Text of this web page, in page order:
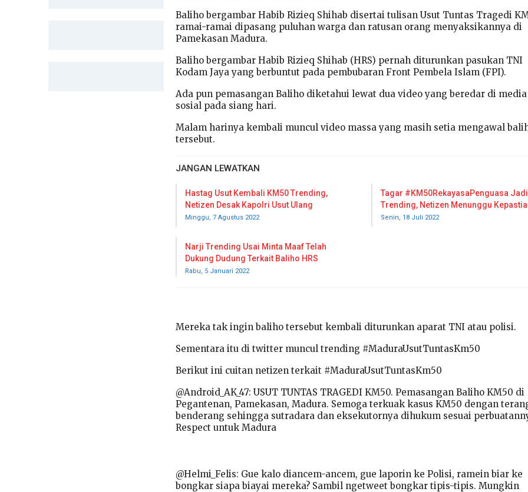
Baliho bergambar Habib Rizieq Shihab disertai tulisan Usut Tuntas Tragedi
ramai-ramai dipasang puluhan warga dan ratusan orang menyaksikannya di
Pamekasan Madura.
Baliho bergambar Habib Rizieq Shihab (HRS) pernah diturunkan pasukan TNI
Kodam Jaya yang berbuntut pada pembubaran Front Pembela Islam (FPI).
Ada pun pemasangan Baliho diketahui lewat dua video yang beredar di media
sosial pada siang hari.
Malam harinya kembali muncul video massa yang masih setia mengawal
tersebut.
JANGAN LEWATKAN
Hastag Usut Kembali KM50 Trending,
Netizen Desak Kapolri Usut Ulang
Minggu, 7 Agustus 2022
Tagar #KM50RekayasaPenguasa Jadi
Trending, Netizen Menunggu
Senin, 18 Juli 2022
Narji Trending Usai Minta Maaf Telah
Dukung Dudung Terkait Baliho HRS
Rabu, 5 Januari 2022
Mereka tak ingin baliho tersebut kembali diturunkan aparat TNI atau polisi.
Sementara itu di twitter muncul trending #MaduraUsutTuntasKm50
Berikut ini cuitan netizen terkait #MaduraUsutTuntasKm50
@Android_AK_47: USUT TUNTAS TRAGEDI KM50. Pemasangan Baliho KM50 di
Pegantenan, Pamekasan, Madura. Semoga terkuak kasus KM50 dengan
benderang sehingga sutradara dan eksekutornya dihukum sesuai
Respect untuk Madura
@Helmi_Felis: Gue kalo diancem-ancem, gue laporin ke Polisi, ramein biar ke
bongkar siapa biayai mereka? Sambil ngetweet bongkar tipis-tipis. Mungkin